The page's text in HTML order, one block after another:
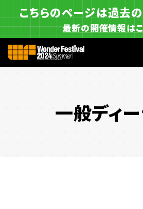
こちらのページは過去
最新の開催情報は
一般ディ